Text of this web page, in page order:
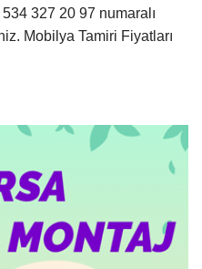
327 20 97 numaralı
Mobilya Tamiri Fiyatları